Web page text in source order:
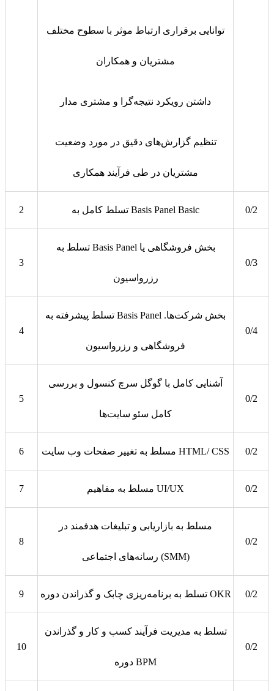
توانایی برقراری ارتباط موثر با سطوح مختلف
مشتریان و همکاران
داشتن رویکرد نتیجه‌گرا و مشتری مدار
تنظیم گزارش‌های دقیق در مورد وضعیت
مشتریان در طی فرآیند همکاری
2 تسلط کامل به Basis Panel Basic 0/2
3
تسلط به Basis Panel بخش فروشگاهی یا
رزرواسیون
0/3
4
تسلط پیشرفته به Basis Panel بخش شرکت‌ها.
فروشگاهی و رزرواسیون
0/4
5
آشنایی کامل با گوگل سرچ کنسول و بررسی
کامل سئو سایت‌ها
0/2
6 مسلط به تغییر صفحات وب سایت HTML/ CSS 0/2
7 مسلط به مفاهیم UI/UX 0/2
8
مسلط به بازاریابی و تبلیغات هدفمند در
رسانه‌های اجتماعی (SMM)
0/2
9 تسلط به برنامه‌ریزی چابک و گذراندن دوره OKR 0/2
10
تسلط به مدیریت فرآیند کسب و کار و گذراندن
دوره BPM
0/2